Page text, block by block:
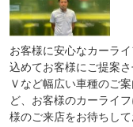
お客様に安心なカーラ
込めてお客様にご提案
Ｖなど幅広い車種のご
ど、お客様のカーライ
様のご来店をお待ちして